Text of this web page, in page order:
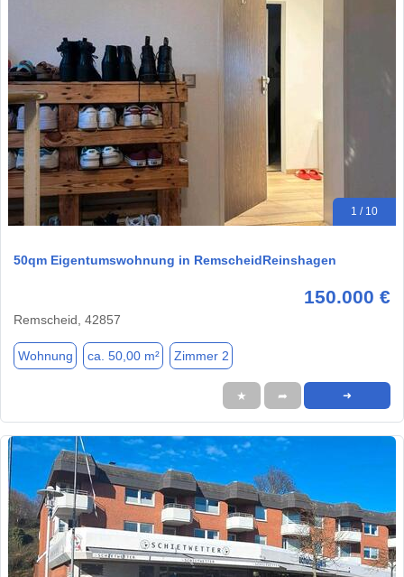
1 / 10
50qm Eigentumswohnung in RemscheidReinshagen
150.000 €
Remscheid, 42857
Wohnung ca. 50,00 m² Zimmer 2
★ ➦ ➜